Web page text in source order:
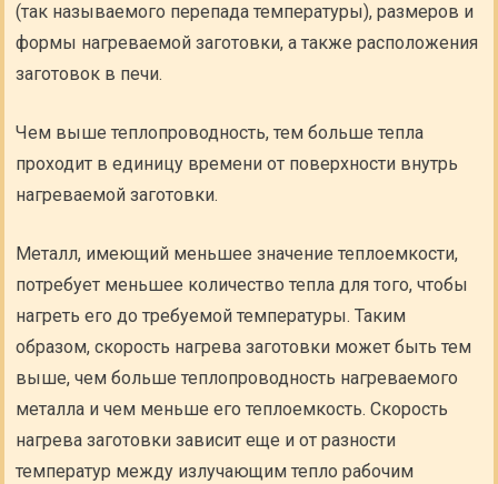
(так называемого перепада температуры), размеров и
формы нагреваемой заготовки, а также расположения
заготовок в печи.
Чем выше теплопроводность, тем больше тепла
проходит в единицу времени от поверхности внутрь
нагреваемой заготовки.
Металл, имеющий меньшее значение теплоемкости,
потребует меньшее количество тепла для того, чтобы
нагреть его до требуемой температуры. Таким
образом, скорость нагрева заготовки может быть тем
выше, чем больше теплопроводность нагреваемого
металла и чем меньше его теплоемкость. Скорость
нагрева заготовки зависит еще и от разности
температур между излучающим тепло рабочим